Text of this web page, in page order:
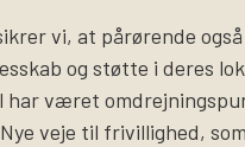
vi, at pårørende
og støtte i deres
har været
veje til frivillighed,